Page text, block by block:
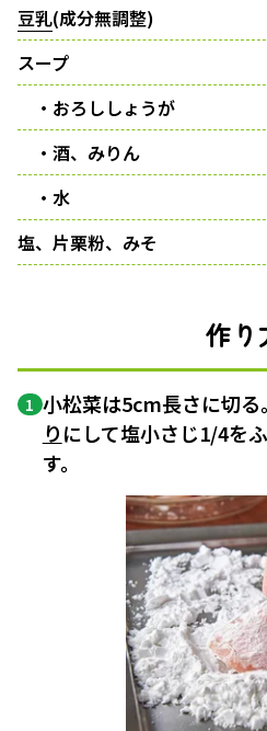
豆乳(成分無調整)
スープ
・おろししょうが
・酒、みりん
・水
塩、片栗粉、みそ
作り
1 小松菜は5cm長さに切る
りにして塩小さじ1/4を
す。